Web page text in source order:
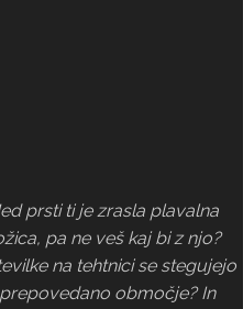
prsti ti je zrasla plavalna
pa ne veš kaj bi z njo?
na tehtnici se stegujejo
območje? In